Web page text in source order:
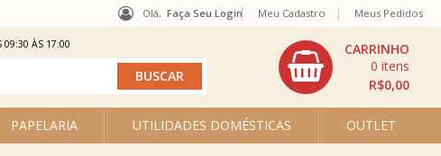
Olá, Faça Seu Login
PAPELARIA UTILIDADES DOMÉSTICAS OUTLET
R$0,00
0
Meu Cadastro Meus Pedidos
09:30 ÀS 17:00